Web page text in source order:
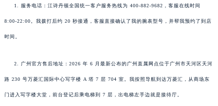
1. 服务电话：江诗丹顿全国统一客户服务热线为 400-882-9682，客服在线时间
8:00-22:00。我拨打后约 20 秒接通，客服直接确认了我的腕表型号，并帮我预约了到店
时间。
2. 广州官方售后地址：2026 年 6 月最新公布的广州直属网点位于广州市天河区天河
路 230 号万菱汇国际中心写字楼 A 塔 7 层 704 室。我按照导航到达万菱汇，从商场东
门进入写字楼大堂，前台登记后乘电梯到 7 层，出电梯左手边就是接待厅。